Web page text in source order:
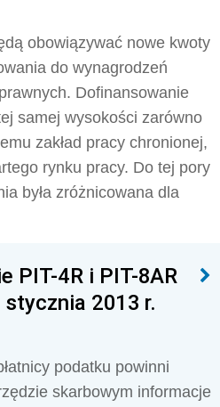
obowiązywać nowe kwoty
do wynagrodzeń
Dofinansowanie
samej wysokości zarówno
zakład pracy chronionej,
rynku pracy. Do tej pory
była zróżnicowana dla
PIT-4R i PIT-8AR
2013 r.
podatku powinni
skarbowym informacje